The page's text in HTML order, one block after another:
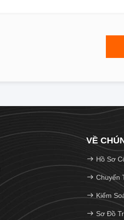
VỀ
Hồ Sơ
Chuyến
Kiểm
Sơ Đồ